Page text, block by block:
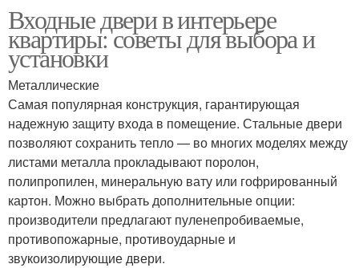
Входные двери в интерьере
квартиры: советы для выбора и
установки
Металлические
Самая популярная конструкция, гарантирующая
надежную защиту входа в помещение. Стальные двери
позволяют сохранить тепло — во многих моделях между
листами металла прокладывают поролон,
полипропилен, минеральную вату или гофрированный
картон. Можно выбрать дополнительные опции:
производители предлагают пуленепробиваемые,
противопожарные, противоударные и
звукоизолирующие двери.